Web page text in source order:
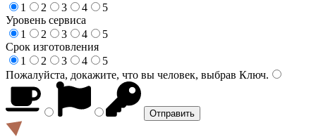
1
2 3 4
5
Уровень сервиса
1
2 3 4
5
Срок изготовления
1
2 3 4
5
Пожалуйста, докажите, что вы человек, выбрав Ключ.